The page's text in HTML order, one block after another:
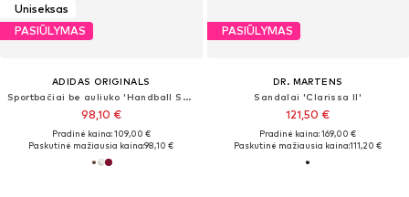
Uniseksas
PASIŪLYMAS
ADIDAS ORIGINALS
Sportbačiai be auliuko 'Handball Spezial'
98,10 €
Pradinė kaina: 109,00 €
Paskutinė mažiausia kaina:98,10 €
PASIŪLYMAS
DR. MARTENS
Sandalai 'Clarissa II'
121,50 €
Pradinė kaina: 169,00 €
Paskutinė mažiausia kaina:111,20 €